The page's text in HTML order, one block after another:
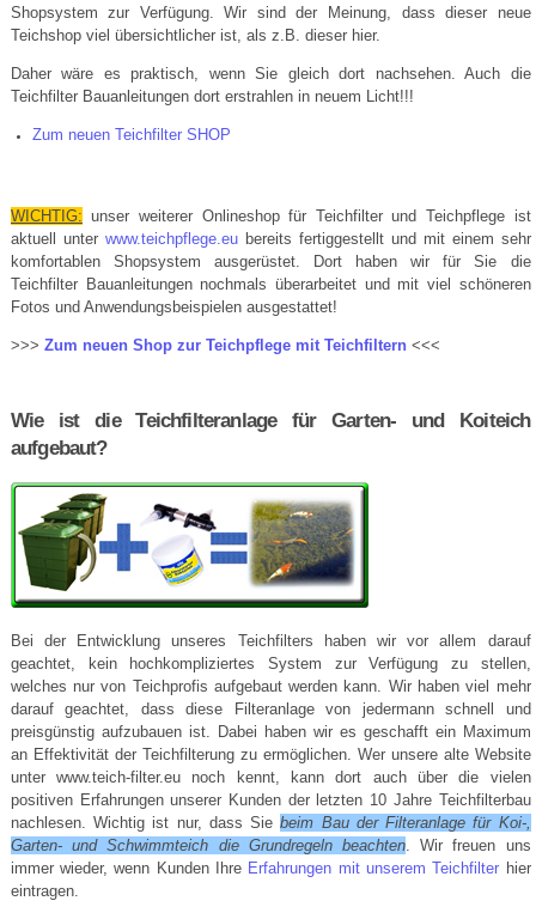
Shopsystem zur Verfügung. Wir sind der Meinung, dass dieser neue
Teichshop viel übersichtlicher ist, als z.B. dieser hier.
Daher wäre es praktisch, wenn Sie gleich dort nachsehen. Auch die
Teichfilter Bauanleitungen dort erstrahlen in neuem Licht!!!
Zum neuen Teichfilter SHOP
WICHTIG: unser weiterer Onlineshop für Teichfilter und Teichpflege ist
aktuell unter www.teichpflege.eubereits fertiggestellt und mit einem sehr
komfortablen Shopsystem ausgerüstet. Dort haben wir für Sie die
Teichfilter Bauanleitungen nochmals überarbeitet und mit viel schöneren
Fotos und Anwendungsbeispielen ausgestattet!
>>> Zum neuen Shop zur Teichpflege mit Teichfiltern<<<
Wie ist die Teichfilteranlage für Garten- und Koiteich
aufgebaut?
Bei der Entwicklung unseres Teichfilters haben wir vor allem darauf
geachtet, kein hochkompliziertes System zur Verfügung zu stellen,
welches nur von Teichprofis aufgebaut werden kann. Wir haben viel mehr
darauf geachtet, dass diese Filteranlage von jedermann schnell und
preisgünstig aufzubauen ist. Dabei haben wir es geschafft ein Maximum
an Effektivität der Teichfilterung zu ermöglichen. Wer unsere alte Website
unter www.teich-filter.eu noch kennt, kann dort auch über die vielen
positiven Erfahrungen unserer Kunden der letzten 10 Jahre Teichfilterbau
nachlesen. Wichtig ist nur, dass Siebeim Bau der Filteranlage für Koi-,
Garten- und Schwimmteich die Grundregeln beachten. Wir freuen uns
immer wieder, wenn Kunden Ihre Erfahrungen mit unserem Teichfilter hier
eintragen.